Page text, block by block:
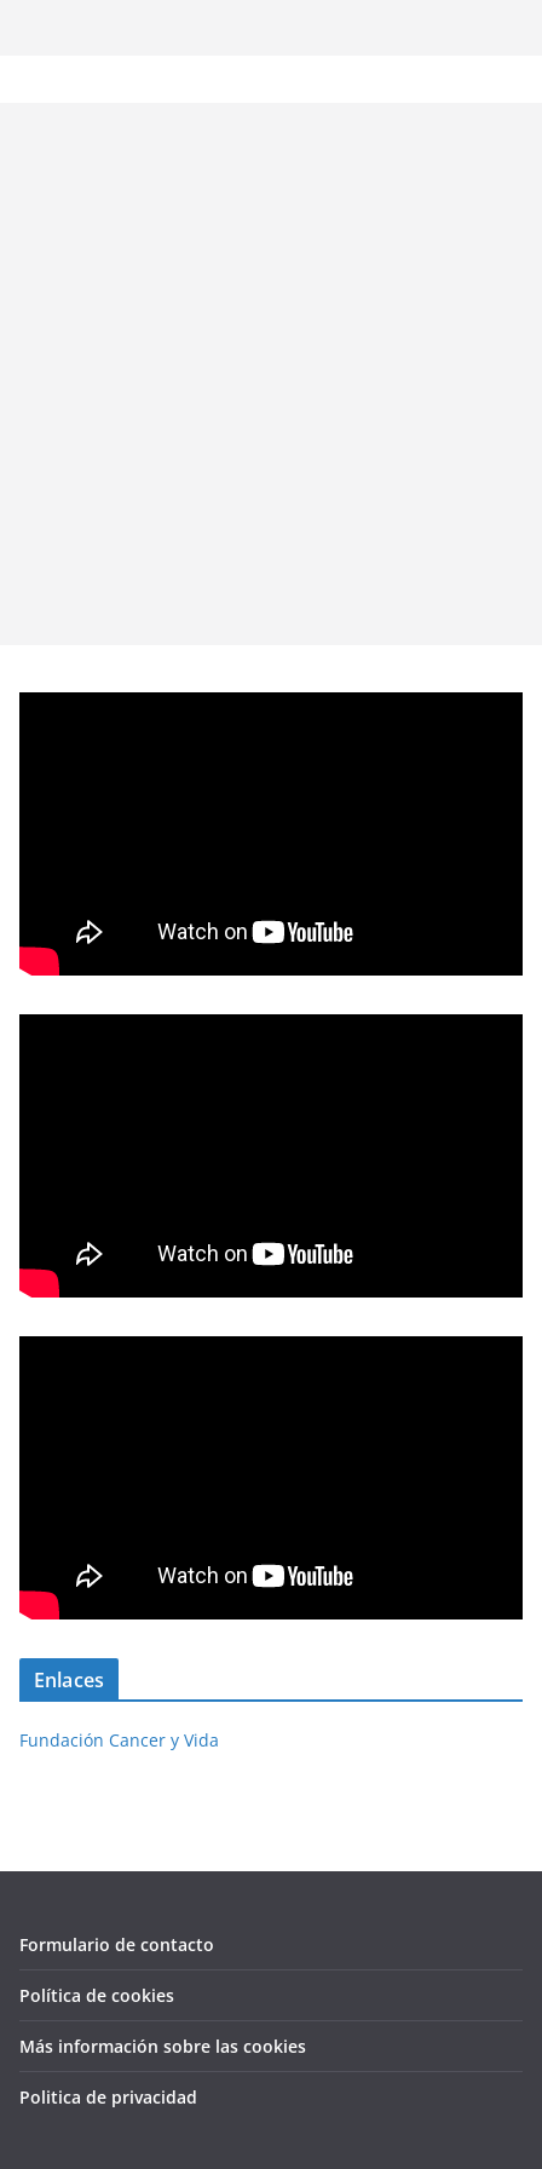
Enlaces
Fundación Cancer y Vida
Formulario de contacto
Política de cookies
Más información sobre las cookies
Politica de privacidad